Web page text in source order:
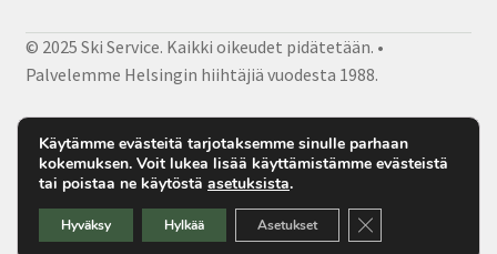
© 2025 Ski Service. Kaikki oikeudet pidätetään. •
Palvelemme Helsingin hiihtäjiä vuodesta 1988.
Facebook
Käytämme evästeitä tarjotaksemme sinulle parhaan
kokemuksen. Voit lukea lisää käyttämistämme evästeistä
tai poistaa ne käytöstä asetuksista.
Hyväksy Hylkää Asetukset Sulje